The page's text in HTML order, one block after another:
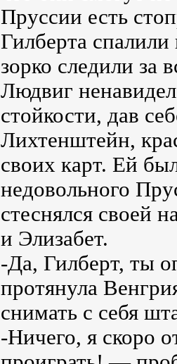
Пруссии есть
Гилберта
зорко следили за
Людвиг
стойкости, дав
Лихтенштейн,
своих карт. Ей
недовольного
стеснялся своей
и Элизабет.
-Да, Гилберт, ты
протянула
снимать с себя
-Ничего, я скоро